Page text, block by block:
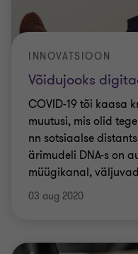
Võidujooks
INNOVATSIOON
COVID-19 tõi kaasa
muutusi, mis olid
nn sotsiaalse
ärimudeli DNA-s on
müügikanal,
03 aug 2020